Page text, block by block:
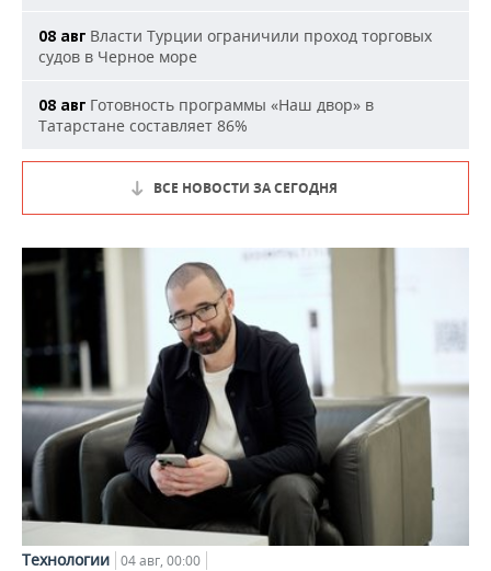
08 авг Власти Турции ограничили проход торговых
судов в Черное море
08 авг Готовность программы «Наш двор» в
Татарстане составляет 86%
ВСЕ НОВОСТИ ЗА СЕГОДНЯ
Технологии 04 авг, 00:00